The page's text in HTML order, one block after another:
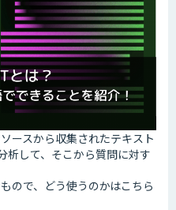
ースから収集されたテキスト
析して、そこから質問に対す
ので、どう使うのかはこちら